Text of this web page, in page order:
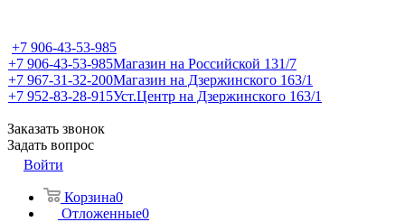
+7 906-43-53-985
+7 906-43-53-985Магазин на Российской 131/7
+7 967-31-32-200Магазин на Дзержинского 163/1
+7 952-83-28-915Уст.Центр на Дзержинского 163/1
Заказать звонок
Задать вопрос
Войти
Корзина0
Отложенные0